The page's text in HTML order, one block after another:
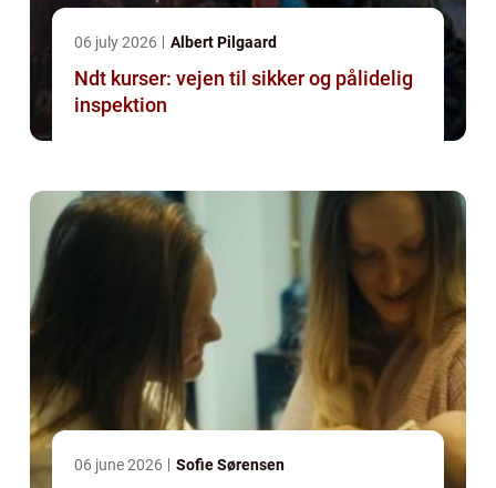
06 july 2026 Albert Pilgaard
Ndt kurser: vejen til sikker og pålidelig
inspektion
06 june 2026 Sofie Sørensen